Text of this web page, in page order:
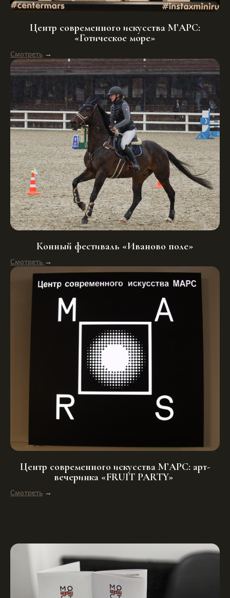
Центр современного искусства М’АРС:
«Готическое море»
Смотреть →
Конный фестиваль «Иваново поле»
Смотреть →
Центр современного искусства М’АРС: арт-
вечеринка «FRUIT PARTY»
Смотреть →